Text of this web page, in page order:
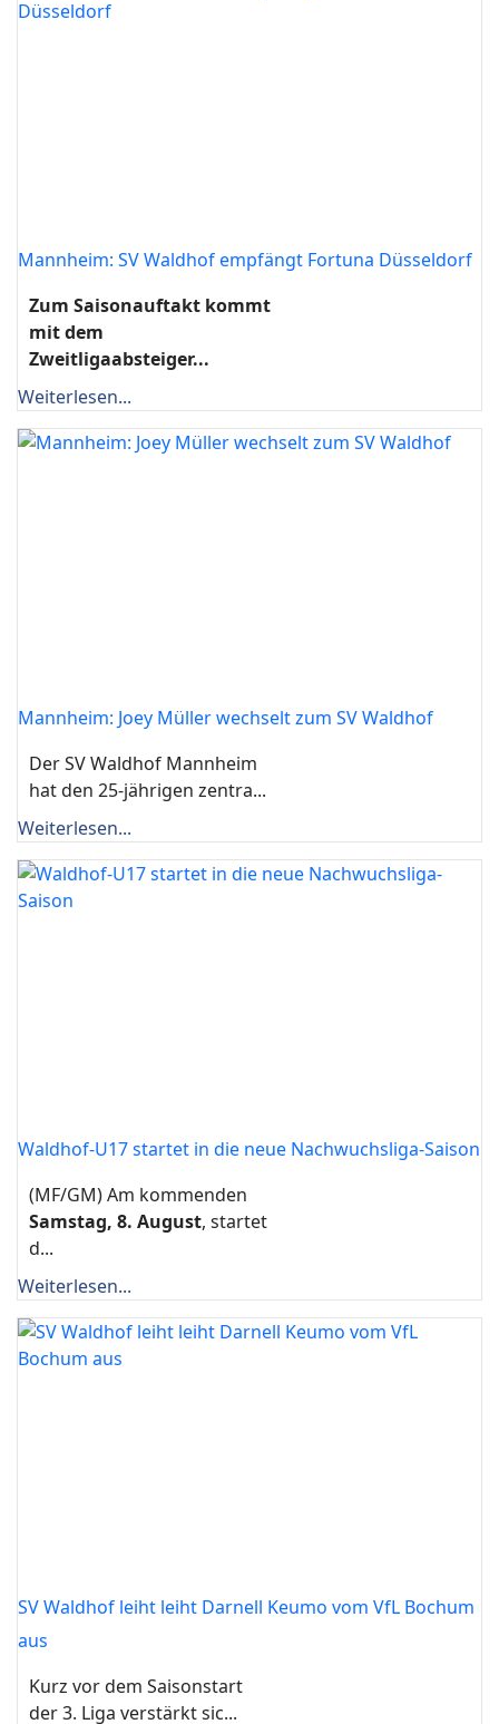
Mannheim: SV Waldhof empfängt Fortuna Düsseldorf
Zum Saisonauftakt kommt
mit dem
Zweitligaabsteiger...
Weiterlesen...
Mannheim: Joey Müller wechselt zum SV Waldhof
Der SV Waldhof Mannheim
hat den 25-jährigen zentra...
Weiterlesen...
Waldhof-U17 startet in die neue Nachwuchsliga-Saison
(MF/GM) Am kommenden
Samstag, 8. August, startet
d...
Weiterlesen...
SV Waldhof leiht leiht Darnell Keumo vom VfL Bochum
aus
Kurz vor dem Saisonstart
der 3. Liga verstärkt sic...